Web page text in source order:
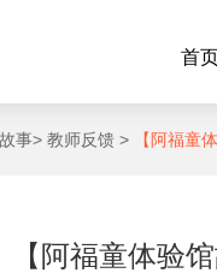
首
事> 教师反馈 > 【阿福童
【阿福童体验